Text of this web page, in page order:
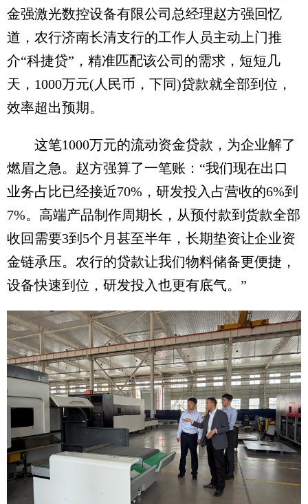
金强激光数控设备有限公司总经理赵方强回忆
道，农行济南长清支行的工作人员主动上门推
介“科捷贷”，精准匹配该公司的需求，短短几
天，1000万元(人民币，下同)贷款就全部到位，
效率超出预期。
这笔1000万元的流动资金贷款，为企业解了
燃眉之急。赵方强算了一笔账：“我们现在出口
业务占比已经接近70%，研发投入占营收的6%到
7%。高端产品制作周期长，从预付款到货款全部
收回需要3到5个月甚至半年，长期垫资让企业资
金链承压。农行的贷款让我们物料储备更便捷，
设备快速到位，研发投入也更有底气。”